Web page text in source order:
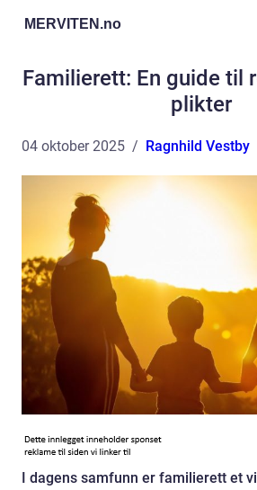
MERVITEN.no
Familierett: En guide til
plikter
04 oktober 2025 Ragnhild Vestby
I dagens samfunn er familierett et